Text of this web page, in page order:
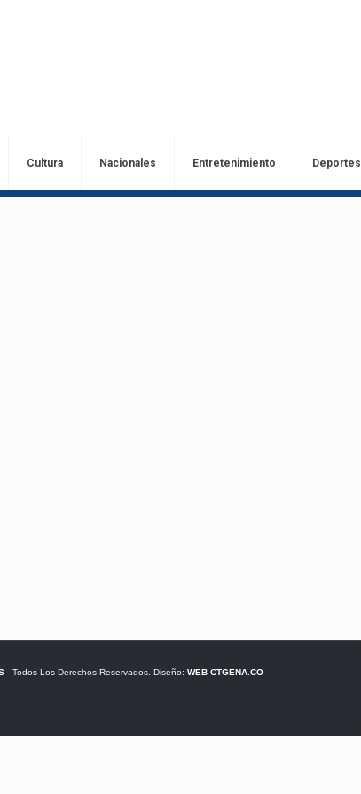
Cultura Nacionales Entretenimiento Deportes
- Todos Los Derechos Reservados. Diseño: WEB CTGENA.CO